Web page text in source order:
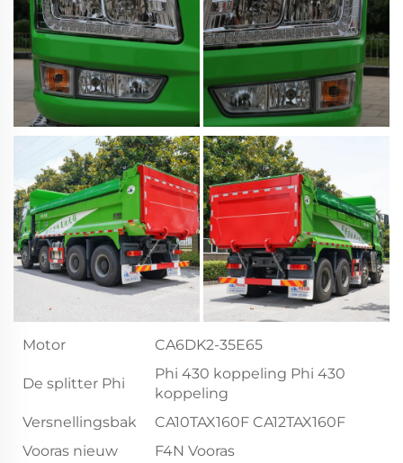
Motor CA6DK2-35E65
De splitter Phi
Phi 430 koppeling Phi 430
koppeling
Versnellingsbak
CA10TAX160F CA12TAX160F
Vooras nieuw
F4N Vooras